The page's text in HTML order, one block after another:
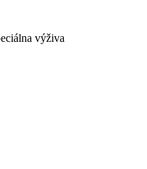
výživa